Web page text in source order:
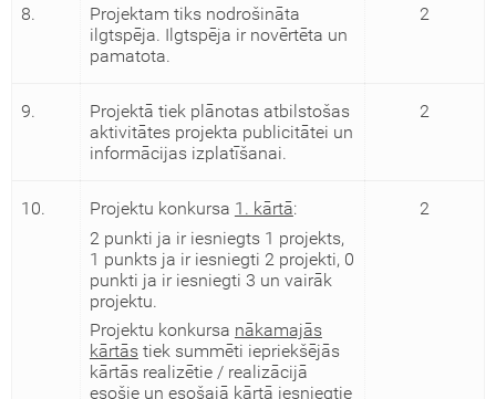
8.
Projektam tiks nodrošināta
ilgtspēja. Ilgtspēja ir novērtēta un
pamatota.
2
9.
Projektā tiek plānotas atbilstošas
aktivitātes projekta publicitātei un
informācijas izplatīšanai.
2
10. Projektu konkursa 1. kārtā:
2 punkti ja ir iesniegts 1 projekts,
1 punkts ja ir iesniegti 2 projekti, 0
punkti ja ir iesniegti 3 un vairāk
projektu.
Projektu konkursa nākamajās
kārtāstiek summēti iepriekšējās
kārtās realizētie / realizācijā
esošie un esošajā kārtā iesniegtie
2